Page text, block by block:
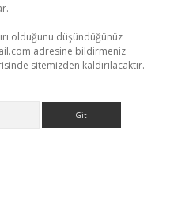
olduğunu düşündüğünüz
adresine bildirmeniz
sitemizden kaldırılacaktır.